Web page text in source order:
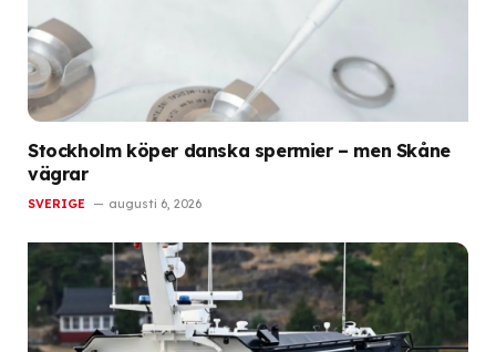
Stockholm köper danska spermier – men Skåne
vägrar
SVERIGE augusti 6, 2026